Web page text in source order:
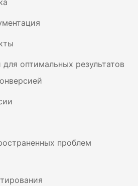
оптимальных результатов
проблем